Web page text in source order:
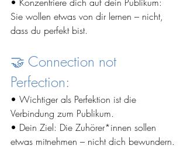
Sie wollen etwas von dir lernen – nicht,
dass du perfekt bist.
🤝 Connection not
Perfection:
• Wichtiger als Perfektion ist die
Verbindung zum Publikum.
• Dein Ziel: Die Zuhörer*innen sollen
etwas mitnehmen – nicht dich bewundern.